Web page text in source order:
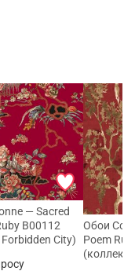
— Sacred
B00112
City)
Обои
Poem